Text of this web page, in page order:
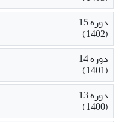
دوره 15
(1402)
دوره 14
(1401)
دوره 13
(1400)